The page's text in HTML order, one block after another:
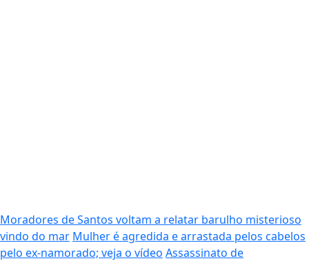
Moradores de Santos voltam a relatar barulho misterioso
vindo do mar Mulher é agredida e arrastada pelos cabelos
pelo ex-namorado; veja o vídeo Assassinato de